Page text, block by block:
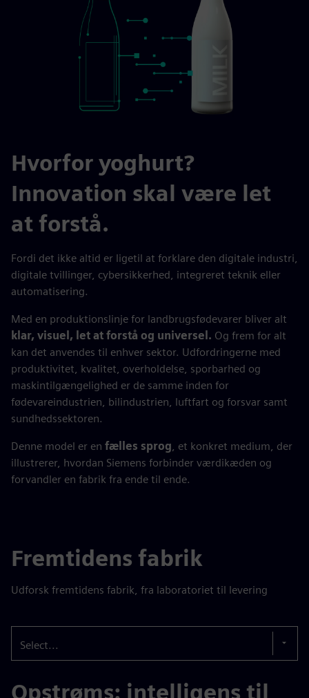
Hvorfor yoghurt?
Innovation skal være let
at forstå.
Fordi det ikke altid er ligetil at forklare den digitale industri,
digitale tvillinger, cybersikkerhed, integreret teknik eller
automatisering.
Med en produktionslinje for landbrugsfødevarer bliver alt
klar, visuel, let at forstå og universel. Og frem for alt
kan det anvendes til enhver sektor. Udfordringerne med
produktivitet, kvalitet, overholdelse, sporbarhed og
maskintilgængelighed er de samme inden for
fødevareindustrien, bilindustrien, luftfart og forsvar samt
sundhedssektoren.
Denne model er en fælles sprog , et konkret medium, der
illustrerer, hvordan Siemens forbinder værdikæden og
forvandler en fabrik fra ende til ende.
Fremtidens fabrik
Udforsk fremtidens fabrik, fra laboratoriet til levering
Select...
Opstrøms: intelligens til